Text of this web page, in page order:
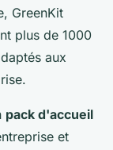
GreenKit
plus de 1000
aux
pack d'accueil
et